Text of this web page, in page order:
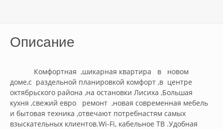
Описание
доме,с  раздельной планировкой комфорт ,в  центре
октябрьского района ,на остановки Лисиха ,Большая
кухня ,свежий евро   ремонт  ,новая современная мебель
и бытовая техника ,отвечают потребнастям самых
взыскательных клиентов.Wi-Fi, кабельное ТВ .Удобная